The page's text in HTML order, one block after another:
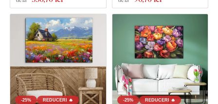
cârlige.
-25% REDUCERI 🔥 -25% REDUCERI 🔥